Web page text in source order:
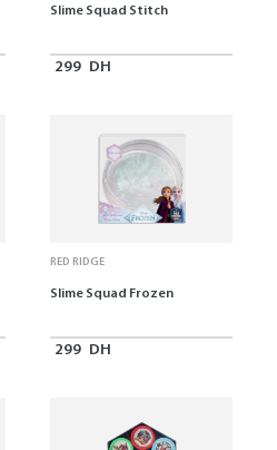
Slime Squad Stitch
299 DH
RED RIDGE
Slime Squad Frozen
299 DH